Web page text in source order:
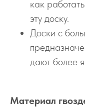
как
эту доску.
Доски с
дают более
Материал